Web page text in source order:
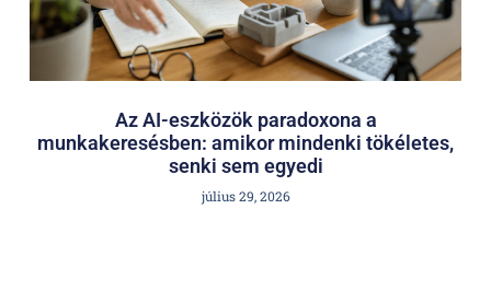
Az AI-eszközök paradoxona a
munkakeresésben: amikor mindenki tökéletes,
senki sem egyedi
július 29, 2026